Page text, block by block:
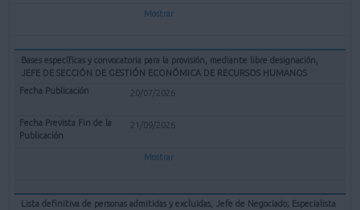
Mostrar
Bases específicas y convocatoria para la provisión, mediante libre designación,
JEFE DE SECCIÓN DE GESTIÓN ECONÓMICA DE RECURSOS HUMANOS
20/07/2026
21/09/2026
Mostrar
Lista definitiva de personas admitidas y excluidas, Jefe de Negociado; Especialista